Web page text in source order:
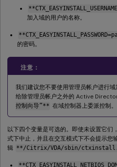
加入域的用户的名称。
的密码。
注意：
我们建议您不要使用管理员帐户进行
给除管理员帐户之外的 Active
控制向导”** 在域控制器上委派控制。
以下四个变量是可选的。即使未设置它们，
式下中止，并且在交互模式下不会提示您
辑 **/Citrix/VDA/sbin/